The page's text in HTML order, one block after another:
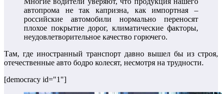
автопрома не так капризна, как импортная –
российские автомобили нормально переносят
плохое покрытие дорог, климатические факторы,
неудовлетворительное качество горючего.
Там, где иностранный транспорт давно вышел бы из строя,
отечественные авто бодро колесят, несмотря на трудности.
[democracy id="1"]